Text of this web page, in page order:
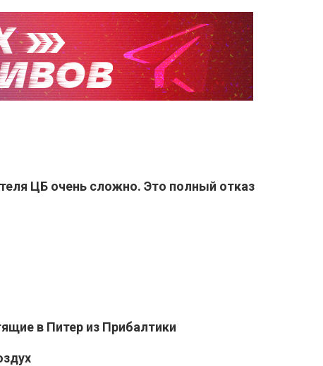
ЦБ очень сложно. Это полный отказ
в Питер из Прибалтики